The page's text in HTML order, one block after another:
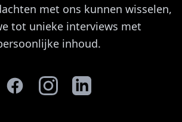
met ons kunnen wisselen,
tot unieke interviews met
inhoud.